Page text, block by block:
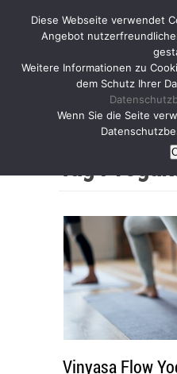
Home
Vinyasa Flow
Diese Webseite verwendet
Angebot
Weitere Informationen zu
dem Schutz Ihrer
Wenn Sie die Seite